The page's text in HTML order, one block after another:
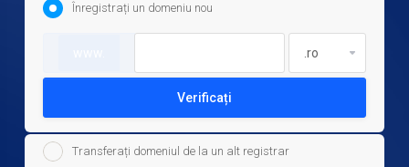
Înregistrați un domeniu nou
Verificați
Transferați domeniul de la un alt registrar